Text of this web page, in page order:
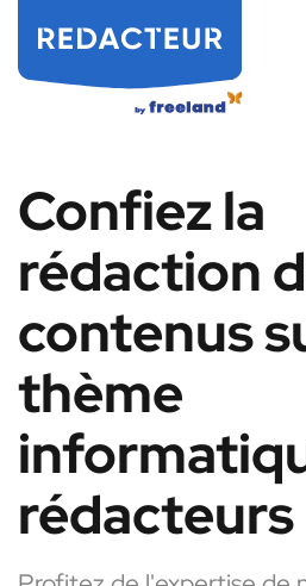
Confiez la
rédaction
contenus
thème
rédacteurs